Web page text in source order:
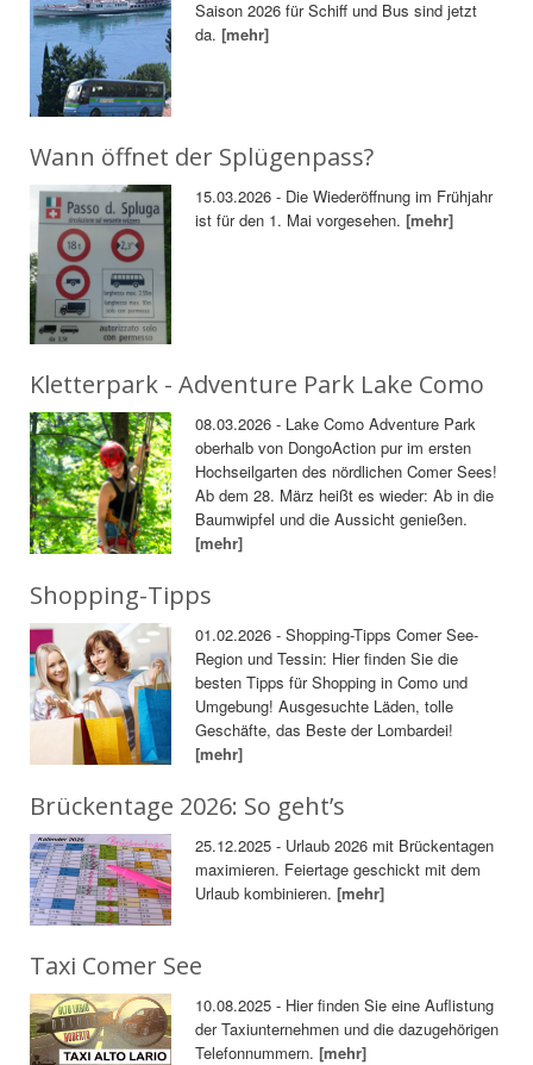
Saison 2026 für Schiff und Bus sind jetzt
da.[mehr]
Wann öffnet der Splügenpass?
15.03.2026 - Die Wiederöffnung im Frühjahr
ist für den 1. Mai vorgesehen.[mehr]
Kletterpark - Adventure Park Lake Como
08.03.2026 - Lake Como Adventure Park
oberhalb von DongoAction pur im ersten
Hochseilgarten des nördlichen Comer Sees!
Ab dem 28. März heißt es wieder: Ab in die
Baumwipfel und die Aussicht genießen.
[mehr]
Shopping-Tipps
01.02.2026 - Shopping-Tipps Comer See-
Region und Tessin: Hier finden Sie die
besten Tipps für Shopping in Como und
Umgebung! Ausgesuchte Läden, tolle
Geschäfte, das Beste der Lombardei!
[mehr]
Brückentage 2026: So geht’s
25.12.2025 - Urlaub 2026 mit Brückentagen
maximieren. Feiertage geschickt mit dem
Urlaub kombinieren.[mehr]
Taxi Comer See
10.08.2025 - Hier finden Sie eine Auflistung
der Taxiunternehmen und die dazugehörigen
Telefonnummern.[mehr]